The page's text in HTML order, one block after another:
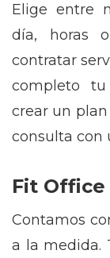
Elige entre
día, horas
contratar
completo tu
crear un
consulta con
Fit Office
Contamos
a la medida.